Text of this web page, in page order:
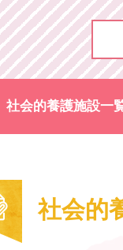
社会的養護施設一
社会的